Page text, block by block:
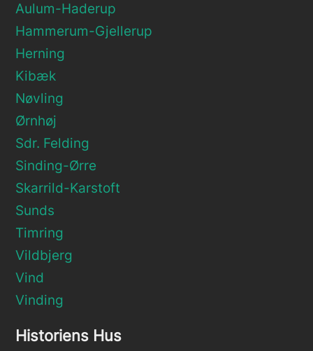
Aulum-Haderup
Hammerum-Gjellerup
Herning
Kibæk
Nøvling
Ørnhøj
Sdr. Felding
Sinding-Ørre
Skarrild-Karstoft
Sunds
Timring
Vildbjerg
Vind
Vinding
Historiens Hus